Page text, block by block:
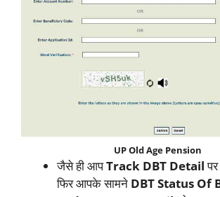
UP Old Age Pension
जैसे ही आपTrack DBT Detail
फिर आपके सामने DBT Status Of